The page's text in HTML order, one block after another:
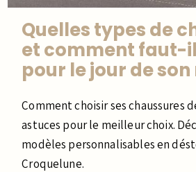
Quelles types de
et comment faut-
pour le jour de
Comment choisir ses chaussures
astuces pour le meilleur choix.
modèles personnalisables en
Croquelune.